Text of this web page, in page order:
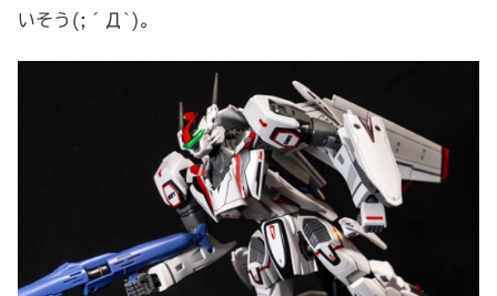
いそう(;´Д`)。